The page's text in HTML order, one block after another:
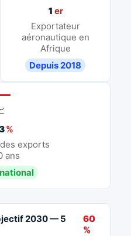
1 er
Exportateur
aéronautique en
Afrique
Depuis 2018
%
exports
ans
2030 — 5
60
%